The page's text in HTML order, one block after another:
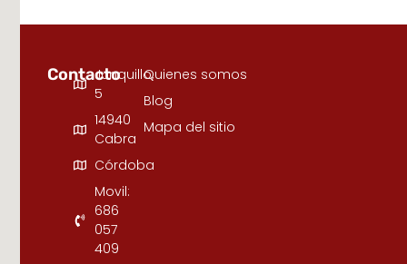
ContactoJunquillo,
5
14940
Cabra
Córdoba
Movil:
686
057
409
Quienes somos
Blog
Mapa del sitio